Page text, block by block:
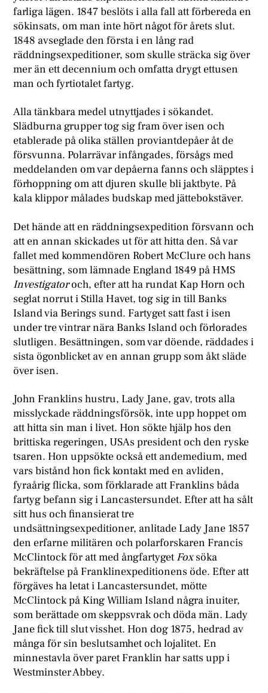
farliga lägen. 1847 beslöts i alla fall att förbereda en
sökinsats, om man inte hört något för årets slut.
1848 avseglade den första i en lång rad
räddningsexpeditioner, som skulle sträcka sig över
mer än ett decennium och omfatta drygt ettusen
man och fyrtiotalet fartyg.
Alla tänkbara medel utnyttjades i sökandet.
Slädburna grupper tog sig fram över isen och
etablerade på olika ställen proviantdepåer åt de
försvunna. Polarrävar infångades, försågs med
meddelanden om var depåerna fanns och släpptes i
förhoppning om att djuren skulle bli jaktbyte. På
kala klippor målades budskap med jättebokstäver.
Det hände att en räddningsexpedition försvann och
att en annan skickades ut för att hitta den. Så var
fallet med kommendören Robert McClure och hans
besättning, som lämnade England 1849 på HMS
Investigatoroch, efter att ha rundat Kap Horn och
seglat norrut i Stilla Havet, tog sig in till Banks
Island via Berings sund. Fartyget satt fast i isen
under tre vintrar nära Banks Island och förlorades
slutligen. Besättningen, som var döende, räddades i
sista ögonblicket av en annan grupp som åkt släde
över isen.
John Franklins hustru, Lady Jane, gav, trots alla
misslyckade räddningsförsök, inte upp hoppet om
att hitta sin man i livet. Hon sökte hjälp hos den
brittiska regeringen, USAs president och den ryske
tsaren. Hon uppsökte också ett andemedium, med
vars bistånd hon fick kontakt med en avliden,
fyraårig flicka, som förklarade att Franklins båda
fartyg befann sig i Lancastersundet. Efter att ha sålt
sitt hus och finansierat tre
undsättningsexpeditioner, anlitade Lady Jane 1857
den erfarne militären och polarforskaren Francis
McClintock för att med ångfartyget Foxsöka
bekräftelse på Franklinexpeditionens öde. Efter att
förgäves ha letat i Lancastersundet, mötte
McClintock på King William Island några inuiter,
som berättade om skeppsvrak och döda män. Lady
Jane fick till slut visshet. Hon dog 1875, hedrad av
många för sin beslutsamhet och lojalitet. En
minnestavla över paret Franklin har satts upp i
Westminster Abbey.